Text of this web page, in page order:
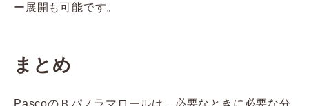
ー展開も可能です。
まとめ
PascoのＢパノラマロールは、必要なときに必要な分